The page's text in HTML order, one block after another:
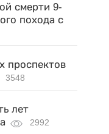
смерти 9-
похода с
проспектов
3548
лет
2992